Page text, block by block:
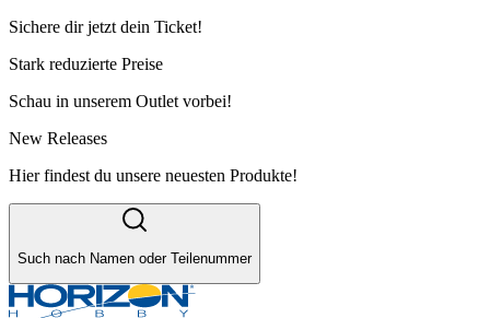
Sichere dir jetzt dein Ticket!
Stark reduzierte Preise
Schau in unserem Outlet vorbei!
New Releases
Hier findest du unsere neuesten Produkte!
Such nach Namen oder Teilenummer